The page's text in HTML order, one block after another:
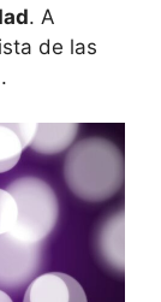
. A
de las